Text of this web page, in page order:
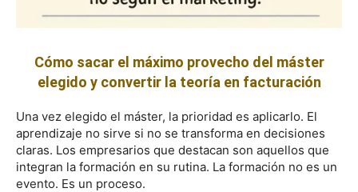
Cómo sacar el máximo provecho del máster
elegido y convertir la teoría en facturación
Una vez elegido el máster, la prioridad es aplicarlo. El
aprendizaje no sirve si no se transforma en decisiones
claras. Los empresarios que destacan son aquellos que
integran la formación en su rutina. La formación no es un
evento. Es un proceso.